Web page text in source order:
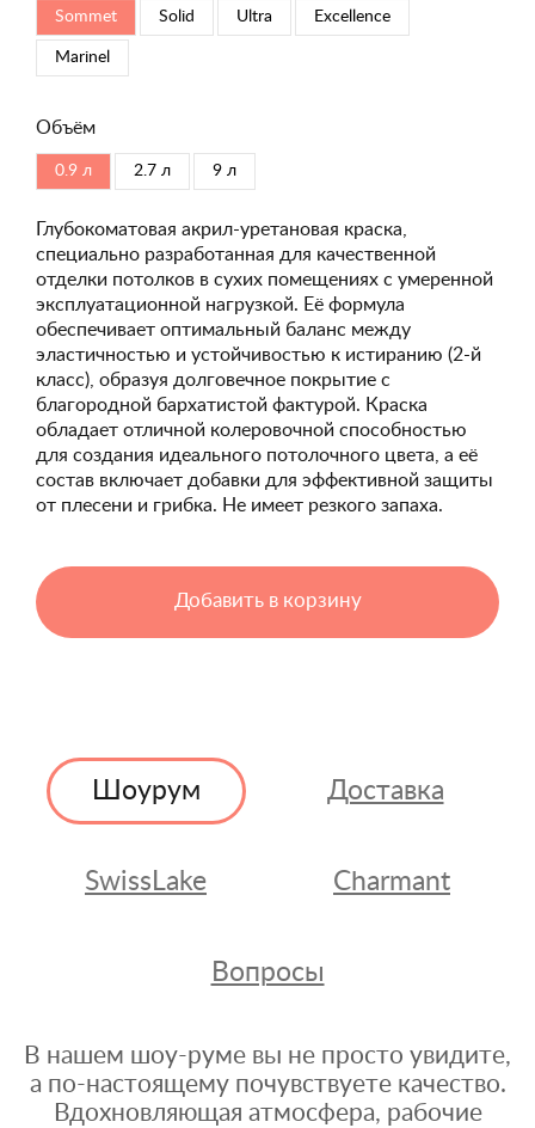
Sommet Solid Ultra Excellence
Marinel
Объём
0.9 л 2.7 л 9 л
Глубокоматовая акрил-уретановая краска,
специально разработанная для качественной
отделки потолков в сухих помещениях с умеренной
эксплуатационной нагрузкой. Её формула
обеспечивает оптимальный баланс между
эластичностью и устойчивостью к истиранию (2-й
класс), образуя долговечное покрытие с
благородной бархатистой фактурой. Краска
обладает отличной колеровочной способностью
для создания идеального потолочного цвета, а её
состав включает добавки для эффективной защиты
от плесени и грибка. Не имеет резкого запаха.
Добавить в корзину
Шоурум Доставка
SwissLake Charmant
Вопросы
В нашем шоу-руме вы не просто увидите,
а по-настоящему почувствуете качество.
Вдохновляющая атмосфера, рабочие